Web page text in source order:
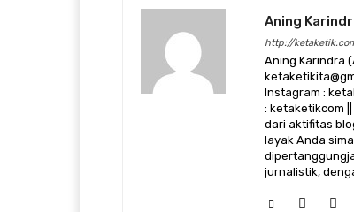
Aning
http://
Aning Karindra
Instagram :
: ketaketikcom
dari aktifitas
layak Anda
jurnalistik,